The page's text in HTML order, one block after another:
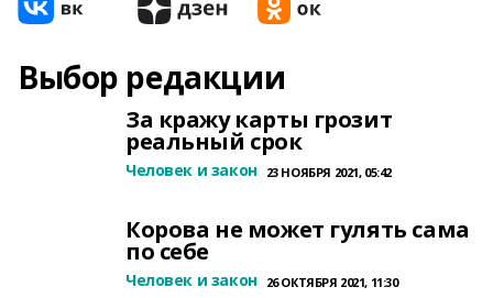
Выбор редакции
За кражу карты грозит
реальный срок
Человек и закон 23 НОЯБРЯ 2021, 05:42
Корова не может гулять сама
по себе
Человек и закон 26 ОКТЯБРЯ 2021, 11:30